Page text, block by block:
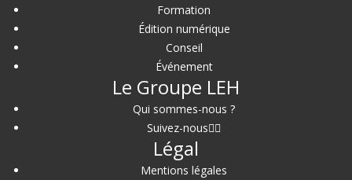
Formation
Édition numérique
Conseil
Événement
Le Groupe LEH
Qui sommes-nous ?
Suivez-nous
Légal
Mentions légales